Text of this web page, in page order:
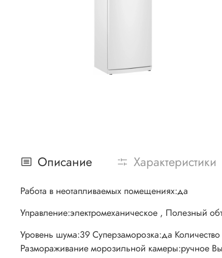
Описание Характеристики
Работа в неотапливаемых помещениях:да
Управление:электромеханическое , Полезный
Уровень шума:39 Суперзаморозка:да
Размораживание морозильной камеры:ручное